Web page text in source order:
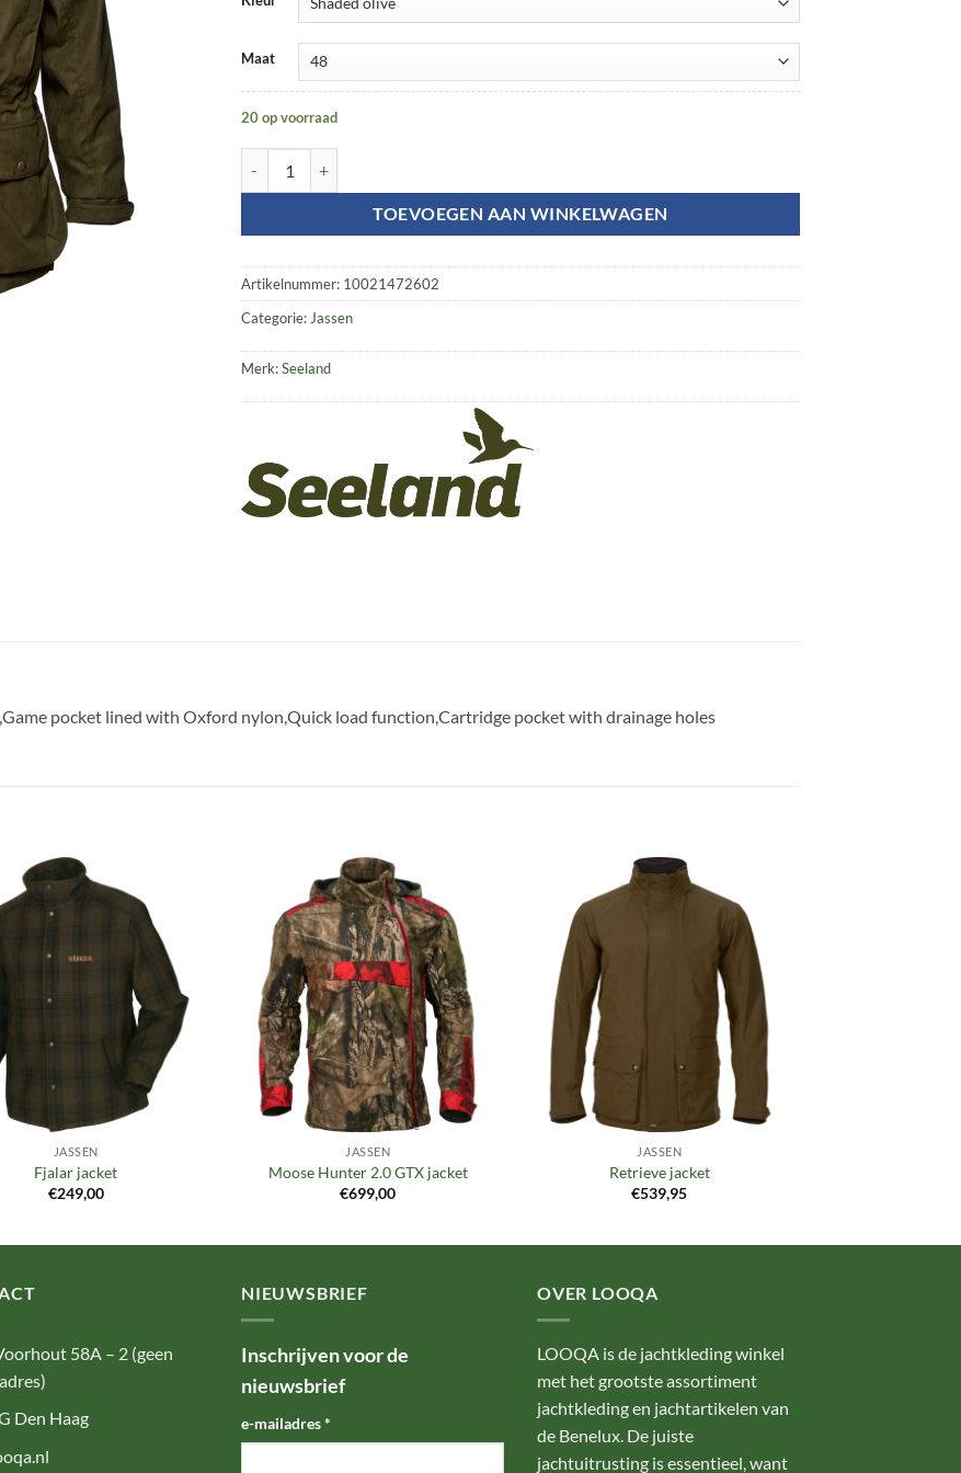
Maat
20 op voorraad
TOEVOEGEN AAN WINKELWAGEN
Artikelnummer: 10021472602
Categorie:Jassen
Merk:Seeland
pocket lined with Oxford nylon,Quick load function,Cartridge pocket with drainage holes
Toevoegen
aan
verlanglijst
JASSEN
Fjalar jacket
€249,00
Toevoegen
aan
verlanglijst
JASSEN
Moose Hunter 2.0 GTX jacket
€699,00
Toevoegen
aan
verlanglijst
JASSEN
Retrieve jacket
€539,95
58A – 2 (geen
Den Haag
NIEUWSBRIEF
Inschrijven voor de
nieuwsbrief
e-mailadres*
OVER LOOQA
LOOQA is de jachtkleding winkel
met het grootste assortiment
jachtkleding en jachtartikelen van
de Benelux. De juiste
jachtuitrusting is essentieel, want